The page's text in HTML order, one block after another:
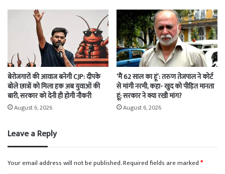
बेरोजगारों की आवाज बनेगी CJP: दीपके
बोले छात्रों को मिला हक अब युवाओं की
बारी, सरकार को देनी ही होगी नौकरी
August 6, 2026
‘मैं 62 साल का हूं’: तरुण तेजपाल ने कोर्ट
से मांगी नरमी, कहा- खुद को पीड़ित मानता
हूं; सरकार ने क्या रखी मांग?
August 6, 2026
Leave a Reply
Your email address will not be published.Required fields are marked*